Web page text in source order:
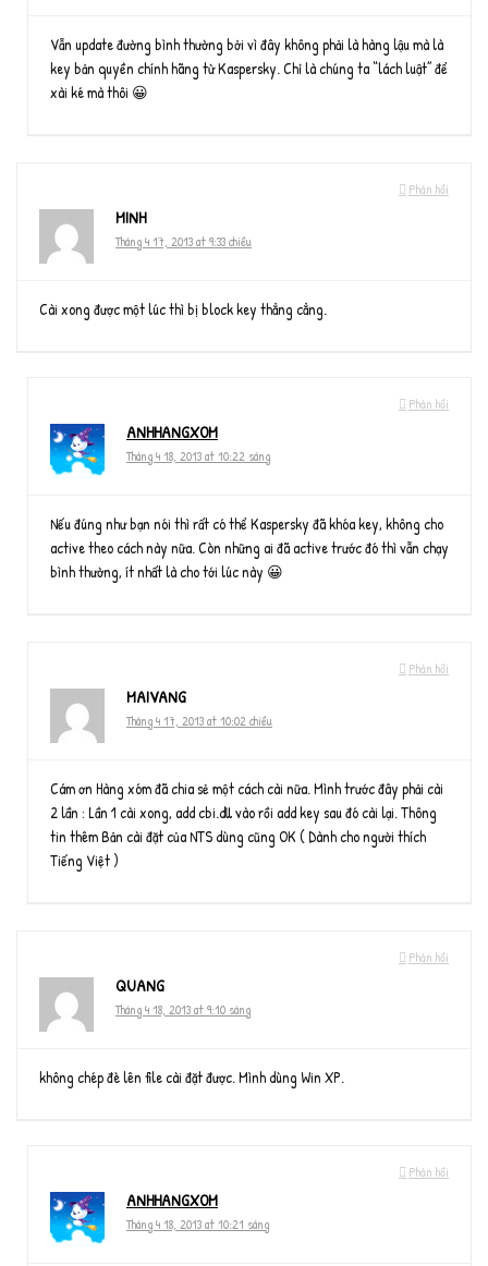
Vẫn update đường bình thường bởi vì đây không phải là hàng lậu mà là
key bản quyền chính hãng từ Kaspersky. Chỉ là chúng ta “lách luật” để
xài ké mà thôi 😀
Phản hồi
MINH
Tháng 4 17, 2013 at 9:33 chiều
Cài xong được một lúc thì bị block key thẳng cẳng.
Phản hồi
ANHHANGXOM
Tháng 4 18, 2013 at 10:22 sáng
Nếu đúng như bạn nói thì rất có thể Kaspersky đã khóa key, không cho
active theo cách này nữa. Còn những ai đã active trước đó thì vẫn chạy
bình thường, ít nhất là cho tới lúc này 😀
Phản hồi
MAIVANG
Tháng 4 17, 2013 at 10:02 chiều
Cám ơn Hàng xóm đã chia sẻ một cách cài nữa. Mình trước đây phải cài
2 lần : Lần 1 cài xong, add cbi.dll vào rồi add key sau đó cài lại. Thông
tin thêm Bản cài đặt của NTS dùng cũng OK ( Dành cho người thích
Tiếng Việt )
Phản hồi
QUANG
Tháng 4 18, 2013 at 9:10 sáng
không chép đè lên file cài đặt được. Mình dùng Win XP.
Phản hồi
ANHHANGXOM
Tháng 4 18, 2013 at 10:21 sáng